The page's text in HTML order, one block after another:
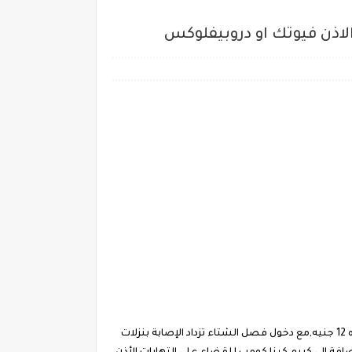
فيوتك او دروبيفلوكس
دروبيفلوكس هو معلق للاذن لعلاج التهابات الاذن الخارجية والوسطى أيضاً ، ومفيد في حالة الالتهابات التى تصل الي حد "الخراج" سعره 12 جنيه,مع دخول فصل الشتاء تزداد الإصابة بنزلات